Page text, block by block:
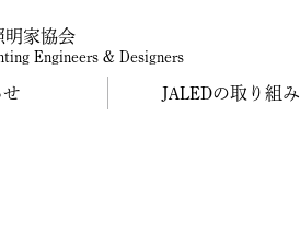
明家協会
Engineers & Designers
JALEDの取り組み